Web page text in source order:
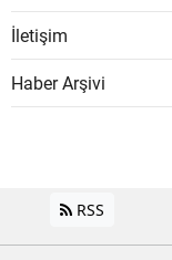
İletişim
Haber Arşivi
RSS